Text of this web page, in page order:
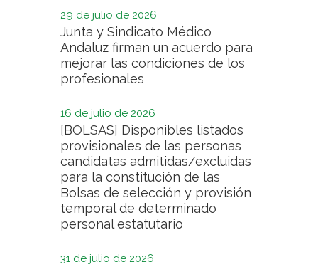
29 de julio de 2026
Junta y Sindicato Médico
Andaluz firman un acuerdo para
mejorar las condiciones de los
profesionales
16 de julio de 2026
[BOLSAS] Disponibles listados
provisionales de las personas
candidatas admitidas/excluidas
para la constitución de las
Bolsas de selección y provisión
temporal de determinado
personal estatutario
31 de julio de 2026